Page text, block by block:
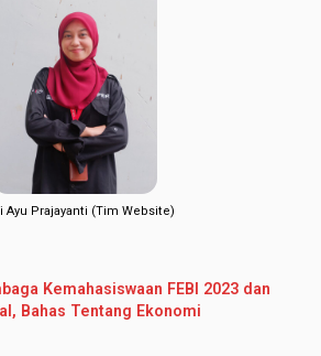
Ayu Prajayanti (Tim Website)
Kemahasiswaan FEBI 2023 dan
Bahas Tentang Ekonomi